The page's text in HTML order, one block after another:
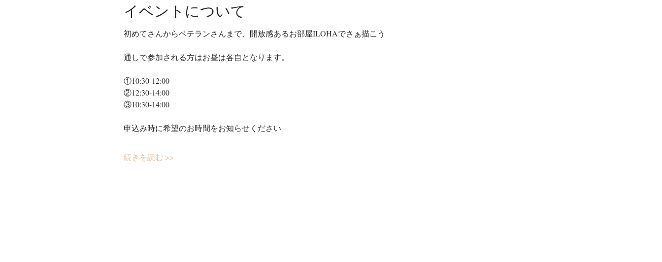
イベントについて
初めてさんからベテランさんまで、開放感あるお部屋ILOHAでさぁ描こう
通しで参加される方はお昼は各自となります。
①10:30-12:00
②12:30-14:00
③10:30-14:00
申込み時に希望のお時間をお知らせください
続きを読む >>